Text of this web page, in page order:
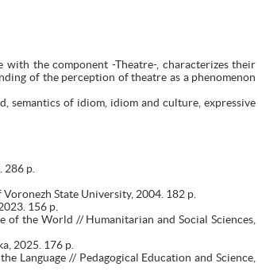
with the component -Theatre-, characterizes their
of the perception of theatre as a phenomenon
of idiom, idiom and culture, expressive
286 p.
State University, 2004. 182 p.
156 p.
the World // Humanitarian and Social Sciences,
2025. 176 p.
Language // Pedagogical Education and Science,